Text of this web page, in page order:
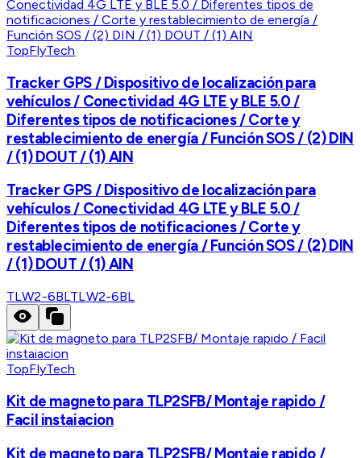
TopFlyTech
Tracker GPS / Dispositivo de localización para
vehículos / Conectividad 4G LTE y BLE 5.0 /
Diferentes tipos de notificaciones / Corte y
restablecimiento de energía / Función SOS / (2) DIN
/ (1) DOUT / (1) AIN
Tracker GPS / Dispositivo de localización para
vehículos / Conectividad 4G LTE y BLE 5.0 /
Diferentes tipos de notificaciones / Corte y
restablecimiento de energía / Función SOS / (2) DIN
/ (1) DOUT / (1) AIN
TLW2-6BLTLW2-6BL
TopFlyTech
Kit de magneto para TLP2SFB/ Montaje rapido /
Facil instaiacion
Kit de magneto para TLP2SFB/ Montaje rapido /